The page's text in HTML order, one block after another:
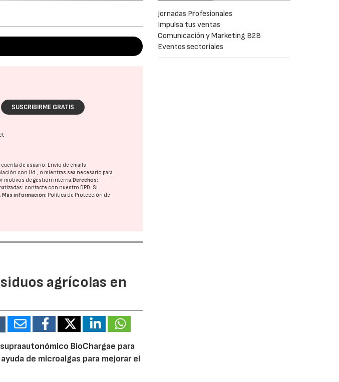
SUSCRIBIRME GRATIS
de usuario. Envío de emails
con Ud., o mientras sea necesario para
motivos de gestión interna.Derechos:
contacte con nuestro DPD. Si
.Más información: Política de Protección de
agrícolas en
BioChargae para
de microalgas para mejorar el
Jornadas Profesionales
Impulsa tus ventas
Comunicación y Marketing B2B
Eventos sectoriales